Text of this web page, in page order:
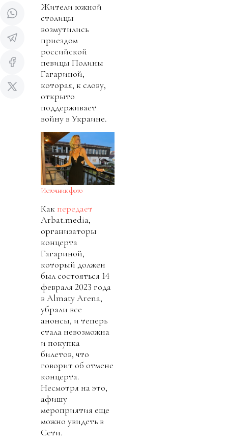
Жители южной
столицы
возмутились
приездом
российской
певицы Полины
Гагариной,
которая, к слову,
открыто
поддерживает
войну в Украине.
Источник фото
Как передает
Arbat.media,
организаторы
концерта
Гагариной,
который должен
был состояться 14
февраля 2023 года
в Almaty Arena,
убрали все
анонсы, и теперь
стала невозможна
и покупка
билетов, что
говорит об отмене
концерта.
Несмотря на это,
афишу
мероприятия еще
можно увидеть в
Сети.